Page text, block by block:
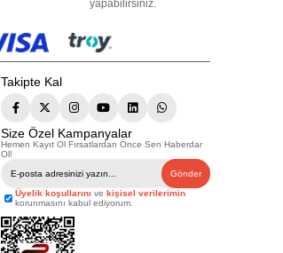
yapabilirsiniz.
Takipte Kal
Size Özel Kampanyalar
Hemen Kayıt Ol Fırsatlardan Önce Sen Haberdar
Ol!
Gönder
Üyelik koşullarını ve kişisel verilerimin
korunmasını kabul ediyorum.